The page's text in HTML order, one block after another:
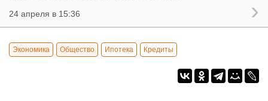
24 апреля в 15:36
Экономика Общество Ипотека Кредиты